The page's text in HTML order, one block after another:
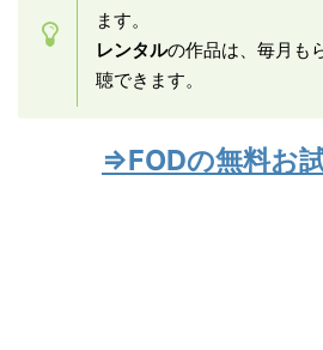
ます。
レンタルの作品は、毎月も
聴できます。
⇒FODの無料お